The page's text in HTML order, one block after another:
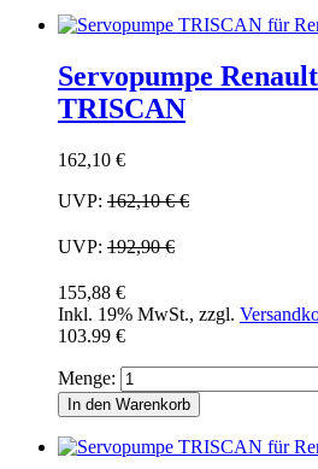
Servopumpe
TRISCAN
162,10 €
UVP: 162,10 €€
UVP: 192,90 €
155,88 €
Inkl. 19% MwSt., zzgl.
103.99 €
Menge:
In den Warenkorb